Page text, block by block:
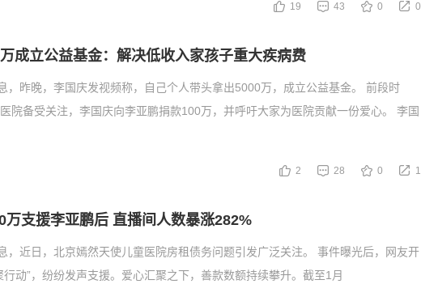
19 43 0 0
成立公益基金：解决低收入家孩子重大疾病费
，昨晚，李国庆发视频称，自己个人带头拿出5000万，成立公益基金。 前段时
院备受关注，李国庆向李亚鹏捐款100万，并呼吁大家为医院贡献一份爱心。 李国
2 28 0 1
万支援李亚鹏后 直播间人数暴涨282%
，近日，北京嫣然天使儿童医院房租债务问题引发广泛关注。 事件曝光后，网友开
行动”，纷纷发声支援。爱心汇聚之下，善款数额持续攀升。截至1月